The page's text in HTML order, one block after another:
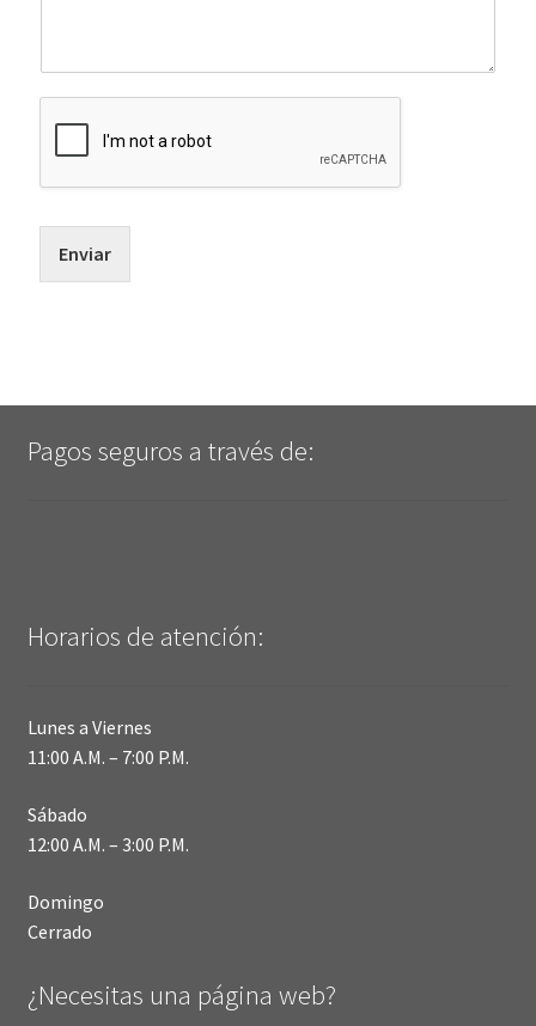
Enviar
Pagos seguros a través de:
Horarios de atención:
Lunes a Viernes
11:00 A.M. – 7:00 P.M.
Sábado
12:00 A.M. – 3:00 P.M.
Domingo
Cerrado
¿Necesitas una página web?